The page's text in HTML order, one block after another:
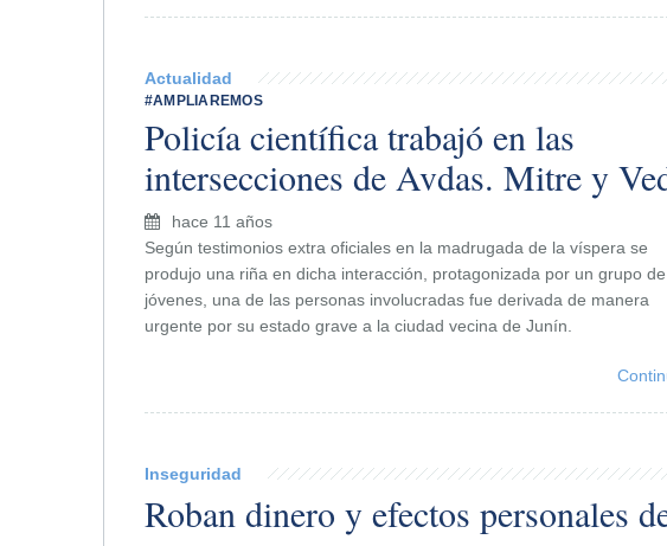
Actualidad
#AMPLIAREMOS
Policía científica trabajó en las
intersecciones de Avdas. Mitre y
hace 11 años
Según testimonios extra oficiales en la madrugada de la víspera se
produjo una riña en dicha interacción, protagonizada por un grupo de
jóvenes, una de las personas involucradas fue derivada de manera
urgente por su estado grave a la ciudad vecina de Junín.
Inseguridad
Roban dinero y efectos personales